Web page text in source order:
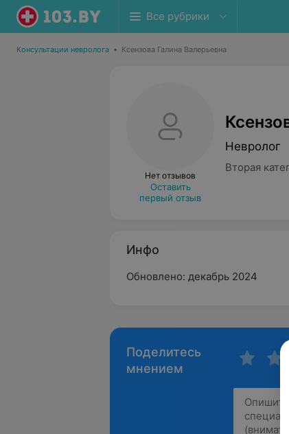
Все рубрики
Консультации невролога • Ксензова Галина Валерьевна
Нет отзывов
Оставить
первый отзыв
Невролог
Вторая
Инфо
Обновлено: декабрь 2024
Поделитесь
мнением